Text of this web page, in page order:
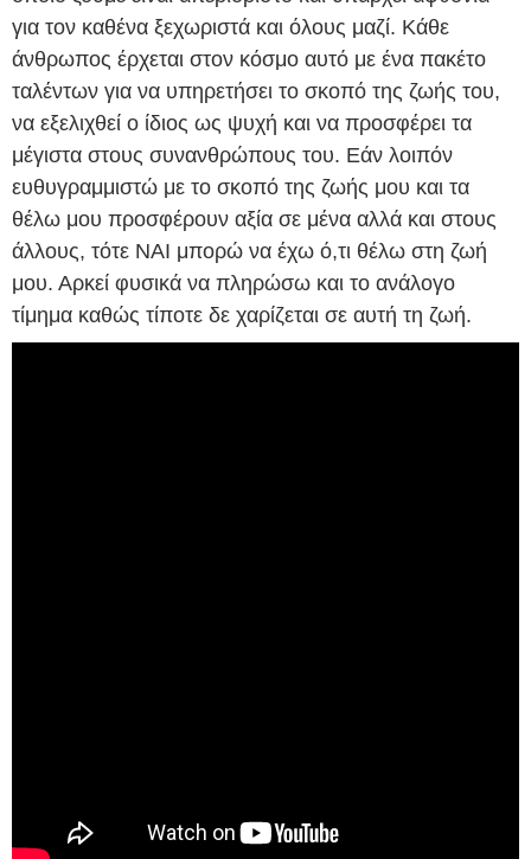
για τον καθένα ξεχωριστά και όλους μαζί. Κάθε
άνθρωπος έρχεται στον κόσμο αυτό με ένα πακέτο
ταλέντων για να υπηρετήσει το σκοπό της ζωής του,
να εξελιχθεί ο ίδιος ως ψυχή και να προσφέρει τα
μέγιστα στους συνανθρώπους του. Εάν λοιπόν
ευθυγραμμιστώ με το σκοπό της ζωής μου και τα
θέλω μου προσφέρουν αξία σε μένα αλλά και στους
άλλους, τότε ΝΑΙ μπορώ να έχω ό,τι θέλω στη ζωή
μου. Αρκεί φυσικά να πληρώσω και το ανάλογο
τίμημα καθώς τίποτε δε χαρίζεται σε αυτή τη ζωή.